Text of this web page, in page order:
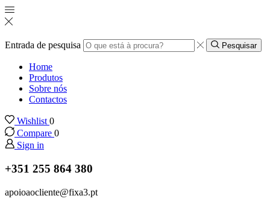
Entrada de pesquisa Pesquisar
Home
Produtos
Sobre nós
Contactos
Wishlist 0
Compare 0
Sign in
+351 255 864 380
apoioaocliente@fixa3.pt